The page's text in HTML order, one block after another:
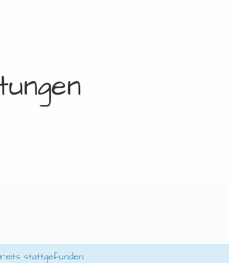
stattgefunden.